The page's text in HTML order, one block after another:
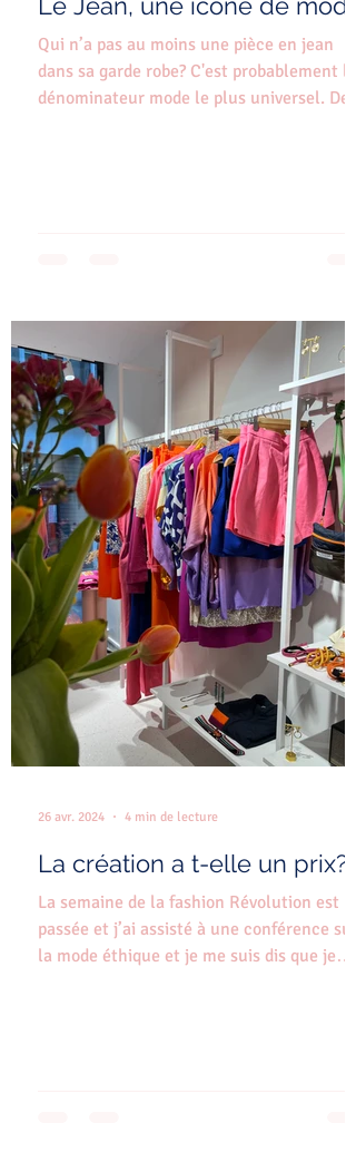
Le Jean, une icone de mode!
Qui n’a pas au moins une pièce en jean
dans sa garde robe? C'est probablement le
dénominateur mode le plus universel. De
La création a t-elle un prix?
La semaine de la fashion Révolution est
passée et j’ai assisté à une conférence sur
la mode éthique et je me suis dis que je
26 avr. 2024 4 min de lecture